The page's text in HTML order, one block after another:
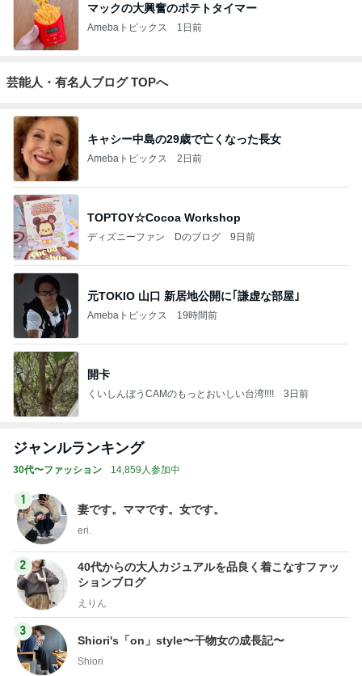
マックの大興奮のポテトタイマー
Amebaトピックス 1日前
芸能人・有名人ブログ TOPへ
キャシー中島の29歳で亡くなった長女
Amebaトピックス 2日前
TOPTOY☆Cocoa Workshop
ディズニーファン Dのブログ 9日前
元TOKIO 山口 新居地公開に｢謙虚な部屋｣
Amebaトピックス 19時間前
開卡
くいしんぼうCAMのもっとおいしい台湾!!!! 3日前
ジャンルランキング
30代〜ファッション 14,859人参加中
1
妻です。ママです。女です。
eri.
2
40代からの大人カジュアルを品良く着こなすファッ
ションブログ
えりん
3
Shiori's「on」style〜干物女の成長記〜
Shiori